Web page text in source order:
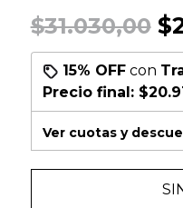
$31.030,00
15% OFFcon
Precio final:
Ver cuotas y